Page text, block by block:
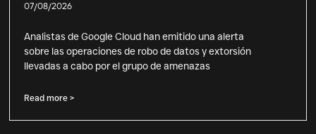
07/08/2026
Analistas de Google Cloud han emitido una alerta
sobre las operaciones de robo de datos y extorsión
llevadas a cabo por el grupo de amenazas
Read more >